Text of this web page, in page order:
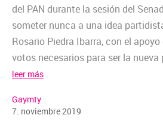
del PAN durante la sesión del
someter nunca a una idea
Rosario Piedra Ibarra, con el
votos necesarios para ser la nueva
leer más
Gaymty
7 noviembre2019